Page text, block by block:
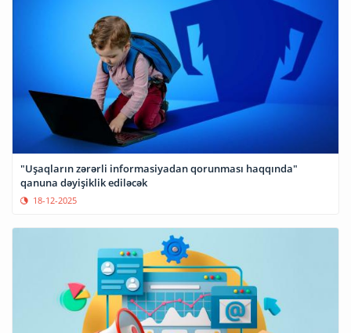
"Uşaqların zərərli informasiyadan qorunması haqqında"
qanuna dəyişiklik ediləcək
18-12-2025